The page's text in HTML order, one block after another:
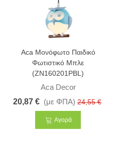
Aca Μονόφωτο Παιδικό
Φωτιστικό Μπλε
(ZN160201PBL)
Aca Decor
20,87 € (με ΦΠΑ) 24,55 €
Αγορά